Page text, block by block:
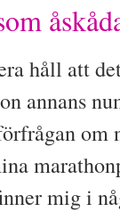
håll att
annans
om
mig i